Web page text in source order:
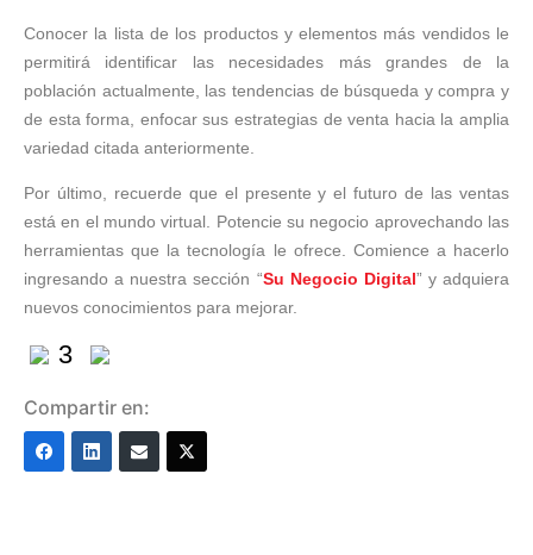
Conocer la lista de los productos y elementos más vendidos le
permitirá identificar las necesidades más grandes de la
población actualmente, las tendencias de búsqueda y compra y
de esta forma, enfocar sus estrategias de venta hacia la amplia
variedad citada anteriormente.
Por último, recuerde que el presente y el futuro de las ventas
está en el mundo virtual. Potencie su negocio aprovechando las
herramientas que la tecnología le ofrece. Comience a hacerlo
ingresando a nuestra sección “Su Negocio Digital” y adquiera
nuevos conocimientos para mejorar.
3
Compartir en: